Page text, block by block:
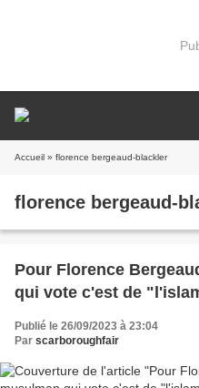
Accueil » florence bergeaud-blackler
florence bergeaud-
Pour Florence
qui vote c'est de
Publié le 26/09/2023 à 23:04
Par scarboroughfair